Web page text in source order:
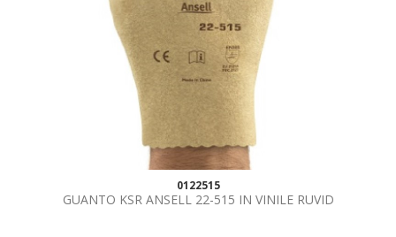
0122515
GUANTO KSR ANSELL 22-515 IN VINILE RUVID